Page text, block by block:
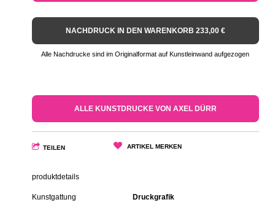
NACHDRUCK IN DEN WARENKORB 233,00 €
Alle Nachdrucke sind im Originalformat auf Kunstleinwand aufgezogen
ALLE KUNSTDRUCKE VON AXEL DÜRR
TEILEN ARTIKEL MERKEN
produktdetails
Kunstgattung Druckgrafik